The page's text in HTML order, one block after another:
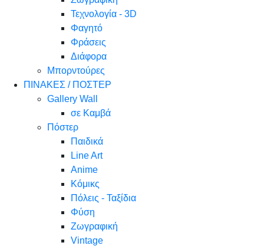
Τεχνολογία - 3D
Φαγητό
Φράσεις
Διάφορα
Μπορντούρες
ΠΙΝΑΚΕΣ / ΠΟΣΤΕΡ
Gallery Wall
σε Καμβά
Πόστερ
Παιδικά
Line Art
Anime
Κόμικς
Πόλεις - Ταξίδια
Φύση
Ζωγραφική
Vintage